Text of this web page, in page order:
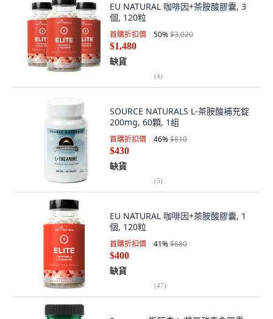
EU NATURAL 咖啡因+茶胺酸膠囊, 3
個, 120粒
首購折扣價 50%$3,020
$1,480
缺貨
(4)
SOURCE NATURALS L-茶胺酸補充錠
200mg, 60顆, 1組
首購折扣價 46%$810
$430
缺貨
(5)
EU NATURAL 咖啡因+茶胺酸膠囊, 1
個, 120粒
首購折扣價 41%$680
$400
缺貨
(47)